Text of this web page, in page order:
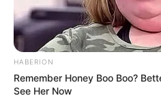
HABERION
Remember Honey Boo Boo?
See Her Now